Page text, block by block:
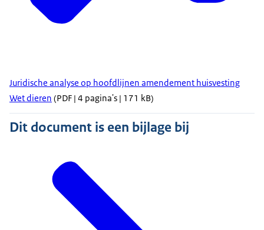
Juridische analyse op hoofdlijnen amendement huisvesting
Wet dieren (PDF | 4 pagina's | 171 kB)
Dit document is een bijlage bij